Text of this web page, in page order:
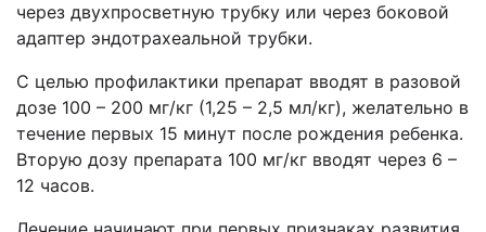
через двухпросветную трубку или через боковой
адаптер эндотрахеальной трубки.
С целью профилактики препарат вводят в разовой
дозе 100 – 200 мг/кг (1,25 – 2,5 мл/кг), желательно в
течение первых 15 минут после рождения ребенка.
Вторую дозу препарата 100 мг/кг вводят через 6 –
12 часов.